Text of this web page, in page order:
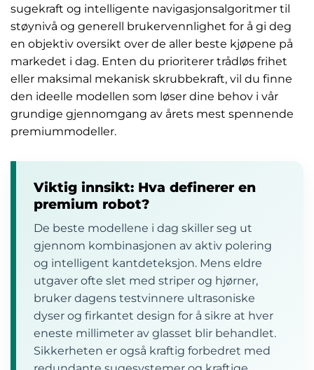
sugekraft og intelligente navigasjonsalgoritmer til
støynivå og generell brukervennlighet for å gi deg
en objektiv oversikt over de aller beste kjøpene på
markedet i dag. Enten du prioriterer trådløs frihet
eller maksimal mekanisk skrubbekraft, vil du finne
den ideelle modellen som løser dine behov i vår
grundige gjennomgang av årets mest spennende
premiummodeller.
Viktig innsikt: Hva definerer en
premium robot?
De beste modellene i dag skiller seg ut
gjennom kombinasjonen av aktiv polering
og intelligent kantdeteksjon. Mens eldre
utgaver ofte slet med striper og hjørner,
bruker dagens testvinnere ultrasoniske
dyser og firkantet design for å sikre at hver
eneste millimeter av glasset blir behandlet.
Sikkerheten er også kraftig forbedret med